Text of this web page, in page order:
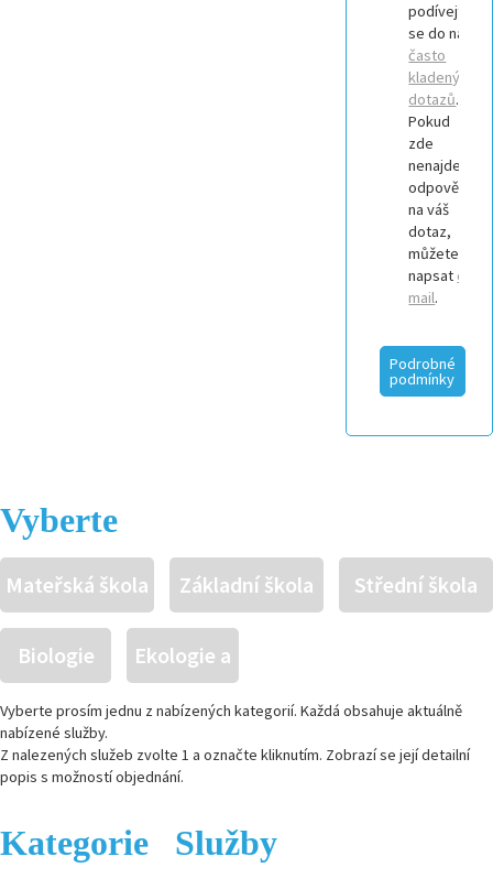
podívejte
se do našich
často
kladených
dotazů.
Pokud
zde
nenajdete
odpověď
na váš
dotaz,
můžete nám
napsat e-
mail.
Podrobné
podmínky
Vyberte
Mateřská škola Základní škola Střední škola
Biologie
Ekologie a
živ.
prostředí
Vyberte prosím jednu z nabízených kategorií. Každá obsahuje aktuálně
nabízené služby.
Z nalezených služeb zvolte 1 a označte kliknutím. Zobrazí se její detailní
popis s možností objednání.
Kategorie Služby